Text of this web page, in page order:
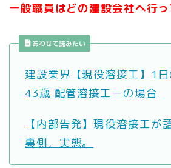
一般職員はどの建設会社へ行っ
あわせて読みたい
建設業界【現役溶接工】1
43歳 配管溶接工ーの場合
【内部告発】現役溶接工が
裏側，実態。